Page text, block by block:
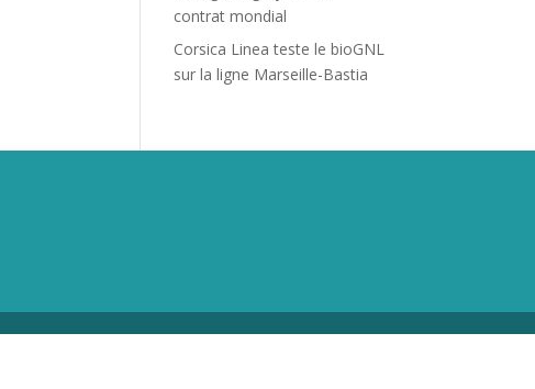
contrat mondial
Corsica Linea teste le bioGNL
sur la ligne Marseille-Bastia